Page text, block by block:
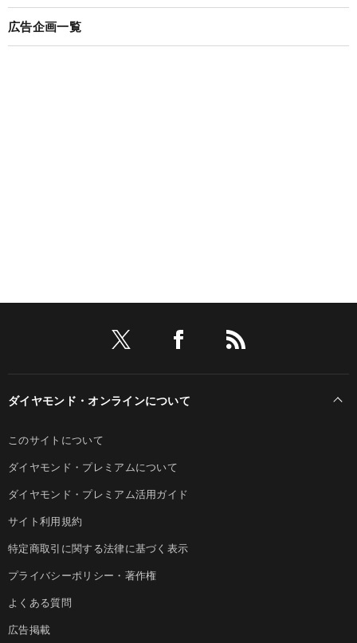
広告企画一覧
ダイヤモンド・オンラインについて
このサイトについて
ダイヤモンド・プレミアムについて
ダイヤモンド・プレミアム活用ガイド
サイト利用規約
特定商取引に関する法律に基づく表示
プライバシーポリシー・著作権
よくある質問
広告掲載